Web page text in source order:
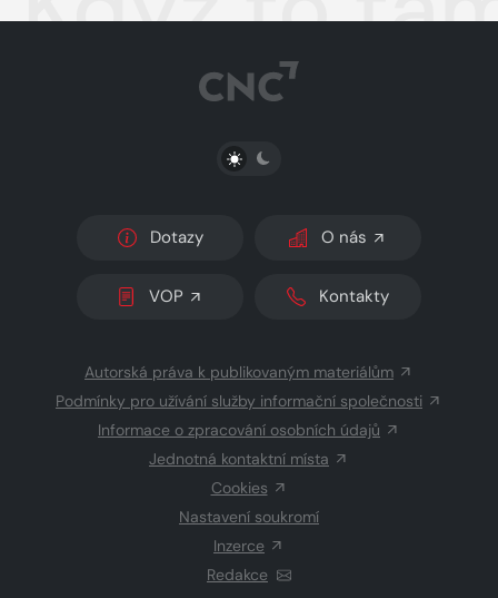
PŘEPNOUT SVĚTLÝ/TMAVÝ REŽIM
Dotazy O nás
VOP Kontakty
Autorská práva k publikovaným materiálům
Podmínky pro užívání služby informační společnosti
Informace o zpracování osobních údajů
Jednotná kontaktní místa
Cookies
Nastavení soukromí
Inzerce
Redakce